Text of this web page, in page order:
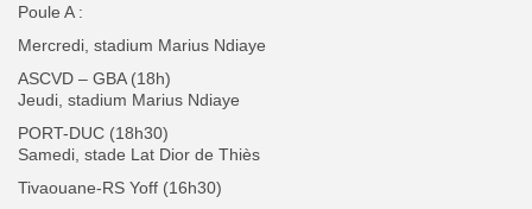
Poule A :
Mercredi, stadium Marius Ndiaye
ASCVD – GBA (18h)
Jeudi, stadium Marius Ndiaye
PORT-DUC (18h30)
Samedi, stade Lat Dior de Thiès
Tivaouane-RS Yoff (16h30)